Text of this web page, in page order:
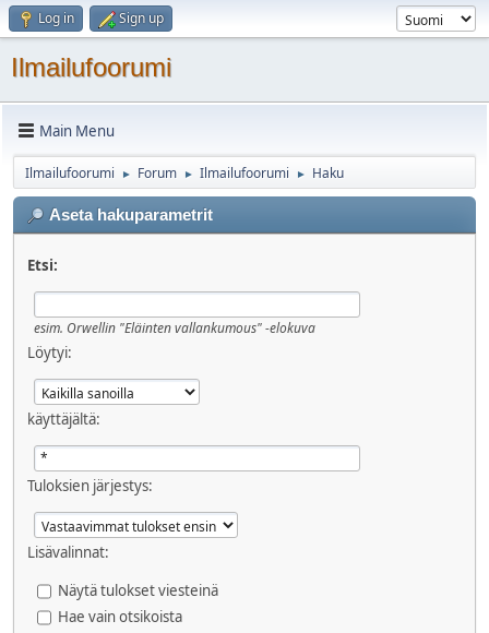
Log in Sign up
Ilmailufoorumi
Main Menu
Ilmailufoorumi ► Forum ► Ilmailufoorumi ► Haku
Aseta hakuparametrit
Etsi:
esim. Orwellin "Eläinten vallankumous" -elokuva
Löytyi:
käyttäjältä:
Tuloksien järjestys:
Lisävalinnat:
Näytä tulokset viesteinä
Hae vain otsikoista